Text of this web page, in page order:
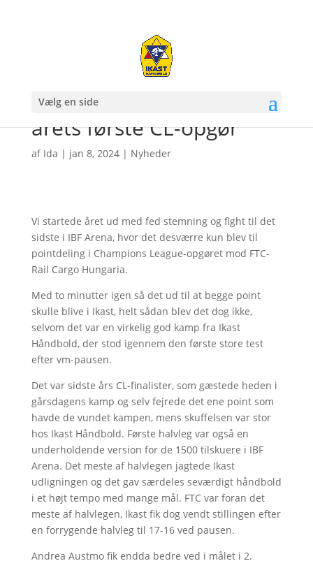
Vælg en side
Pointdeling mod FTC i
årets første CL-opgør
af Ida | jan 8, 2024| Nyheder
Vi startede året ud med fed stemning og fight til det
sidste i IBF Arena, hvor det desværre kun blev til
pointdeling i Champions League-opgøret mod FTC-
Rail Cargo Hungaria.
Med to minutter igen så det ud til at begge point
skulle blive i Ikast, helt sådan blev det dog ikke,
selvom det var en virkelig god kamp fra Ikast
Håndbold, der stod igennem den første store test
efter vm-pausen.
Det var sidste års CL-finalister, som gæstede heden i
gårsdagens kamp og selv fejrede det ene point som
havde de vundet kampen, mens skuffelsen var stor
hos Ikast Håndbold. Første halvleg var også en
underholdende version for de 1500 tilskuere i IBF
Arena. Det meste af halvlegen jagtede Ikast
udligningen og det gav særdeles seværdigt håndbold
i et højt tempo med mange mål. FTC var foran det
meste af halvlegen, Ikast fik dog vendt stillingen efter
en forrygende halvleg til 17-16 ved pausen.
Andrea Austmo fik endda bedre ved i målet i 2.